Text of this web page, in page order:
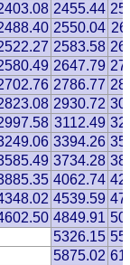
2455.44
2550.04
2583.58
2647.79
2786.77
2930.72
3112.49
3394.26
3734.28
4062.74
4539.59
4849.91
5326.15
5875.02